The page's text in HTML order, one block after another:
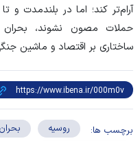
آرام‌تر کند؛ اما در بلندمدت و
حملات مصون نشوند،
ساختاری بر اقتصاد و ماشین
برچسب ها: روسیه